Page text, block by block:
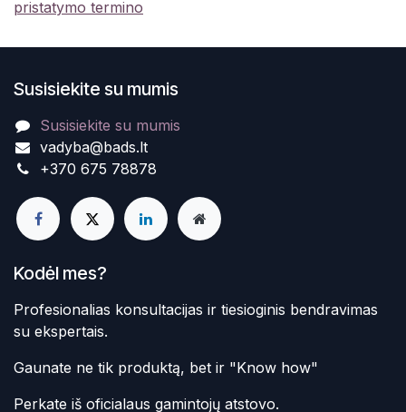
pristatymo termino
Susisiekite su mumis
Susisiekite su mumis
vadyba@bads.lt
+370 675 78878
Kodėl mes?
Profesionalias konsultacijas ir tiesioginis bendravimas
su ekspertais.
Gaunate ne tik produktą, bet ir "Know how"
Perkate iš oficialaus gamintojų atstovo.